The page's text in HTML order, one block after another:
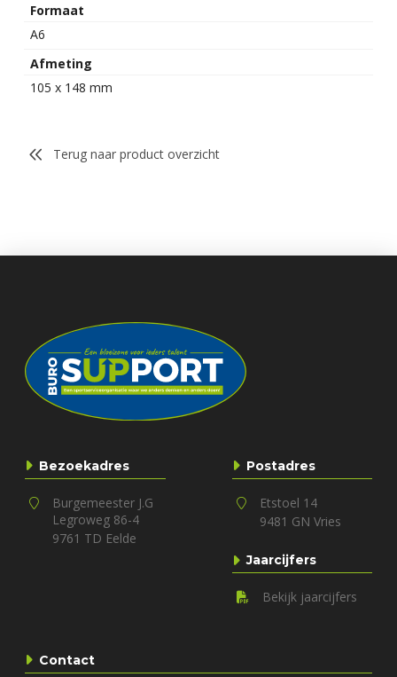
Formaat
A6
Afmeting
105 x 148 mm
Terug naar product overzicht
Bezoekadres
Burgemeester J.G
Legroweg 86-4
9761 TD Eelde
Postadres
Etstoel 14
9481 GN Vries
Jaarcijfers
Bekijk jaarcijfers
Contact